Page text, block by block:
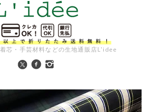
芯・手芸材料などの生地通販店L'idee